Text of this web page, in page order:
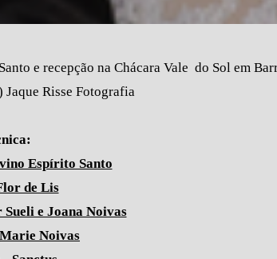
e recepção na Chácara Vale do Sol em
Risse Fotografia
Espírito Santo
de Lis
e Joana Noivas
Marie Noivas